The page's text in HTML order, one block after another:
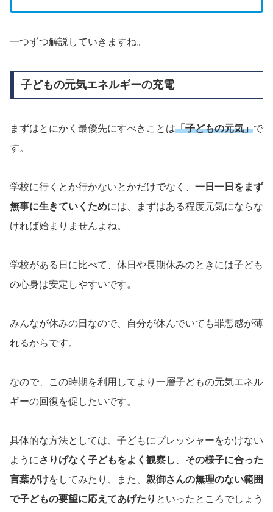
一つずつ解説していきますね。
子どもの元気エネルギーの充電
まずはとにかく最優先にすべきことは「子どもの元気」で
す。
学校に行くとか行かないとかだけでなく、 一日一日をまず
無事に生きていくためには、まずはある程度元気にならな
ければ始まりませんよね。
学校がある日に比べて、休日や長期休みのときには子ども
の心身は安定しやすいです。
みんなが休みの日なので、自分が休んでいても罪悪感が薄
れるからです。
なので、この時期を利用してより一層子どもの元気エネル
ギーの回復を促したいです。
具体的な方法としては、子どもにプレッシャーをかけない
ように さりげなく子どもをよく観察し
その様子に合った
言葉がけをしてみたり、また、 親御さんの無理のない範囲
で子どもの要望に応えてあげたり といったところでしょう